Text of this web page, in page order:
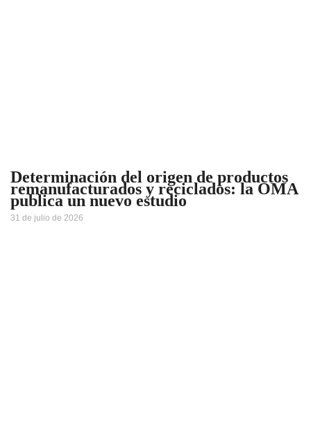
Determinación del origen de productos
remanufacturados y reciclados: la OMA
publica un nuevo estudio
31 de julio de 2026